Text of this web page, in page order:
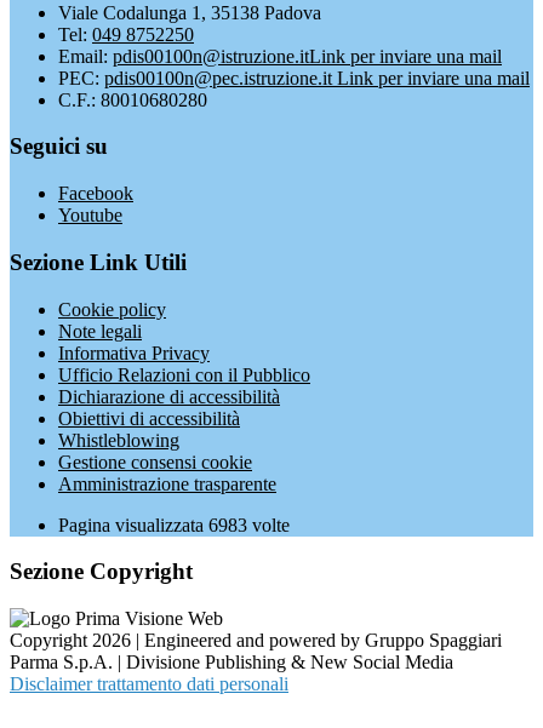
Viale Codalunga 1, 35138 Padova
Tel: 049 8752250
Email: pdis00100n@istruzione.itLink per inviare una mail
PEC: pdis00100n@pec.istruzione.it Link per inviare una mail
C.F.: 80010680280
Seguici su
Facebook
Youtube
Sezione Link Utili
Cookie policy
Note legali
Informativa Privacy
Ufficio Relazioni con il Pubblico
Dichiarazione di accessibilità
Obiettivi di accessibilità
Whistleblowing
Gestione consensi cookie
Amministrazione trasparente
Pagina visualizzata 6983 volte
Sezione Copyright
Copyright 2026 | Engineered and powered by Gruppo Spaggiari
Parma S.p.A. | Divisione Publishing & New Social Media
Disclaimer trattamento dati personali